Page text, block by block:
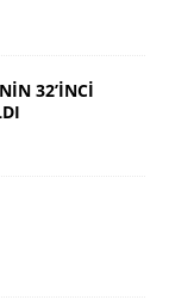
32’İNCİ